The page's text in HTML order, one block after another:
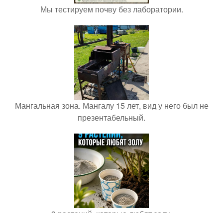
Мы тестируем почву без лаборатории.
Мангальная зона. Мангалу 15 лет, вид у него был не
презентабельный.